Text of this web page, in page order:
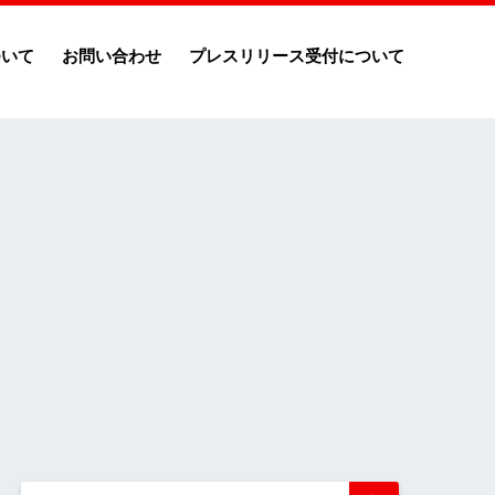
て お問い合わせ プレスリリース受付について